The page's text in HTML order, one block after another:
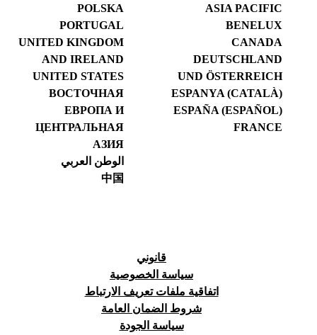
ASIA PACIFIC
BENELUX
CANADA
DEUTSCHLAND
UND ÖSTERREICH
ESPANYA (CATALÀ)
ESPAÑA (ESPAÑOL)
FRANCE
POLSKA
PORTUGAL
UNITED KINGDOM
AND IRELAND
UNITED STATES
ВОСТОЧНАЯ
ЕВРОПА И
ЦЕНТРАЛЬНАЯ
АЗИЯ
الوطن العربي
中国
قانوني
سياسة الخصوصية
اتفاقية ملفات تعريف الارتباط
شروط الضمان العامة
سياسة الجودة